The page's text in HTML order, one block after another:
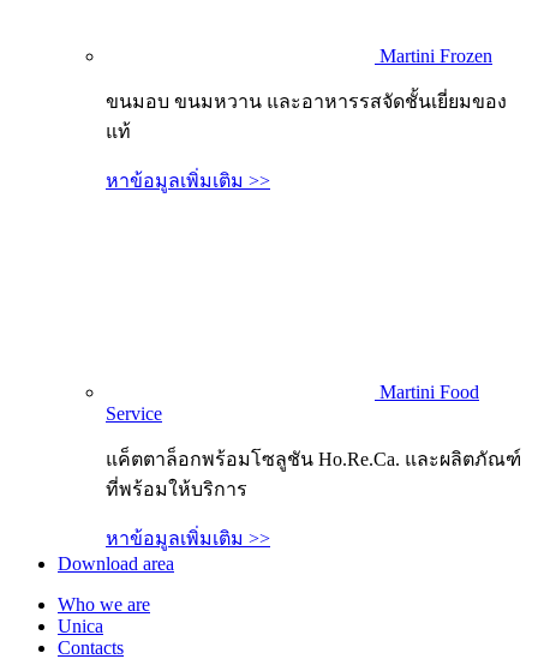
Martini Frozen
ขนมอบ ขนมหวาน และอาหารรสจัดชั้นเยี่ยมของ
แท้
หาข้อมูลเพิ่มเติม >>
Martini Food
Service
แค็ตตาล็อกพร้อมโซลูชัน Ho.Re.Ca. และผลิตภัณฑ์
ที่พร้อมให้บริการ
หาข้อมูลเพิ่มเติม >>
Download area
Who we are
Unica
Contacts